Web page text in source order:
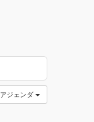
アジェンダ